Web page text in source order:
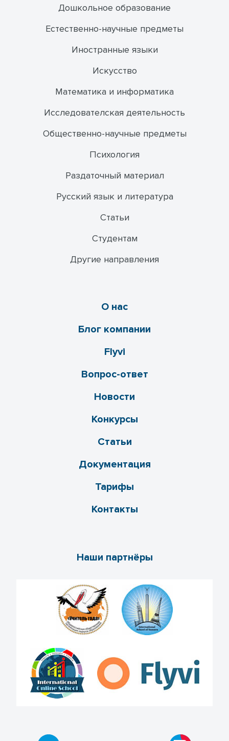
Дошкольное образование
Естественно-научные предметы
Иностранные языки
Искусство
Математика и информатика
Исследователская деятельность
Общественно-научные предметы
Психология
Раздаточный материал
Русский язык и литература
Статьи
Студентам
Другие направления
О нас
Блог компании
Flyvi
Вопрос-ответ
Новости
Конкурсы
Статьи
Документация
Тарифы
Контакты
Наши партнёры